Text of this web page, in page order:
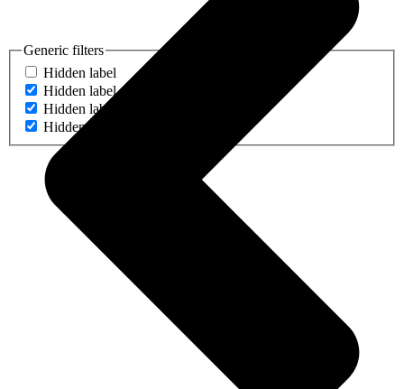
Generic filters
Hidden label
Hidden label
Hidden label
Hidden label